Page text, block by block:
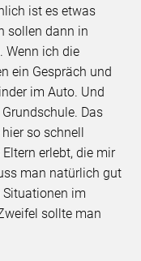
ist es etwas
sollen dann in
Wenn ich die
ein Gespräch und
im Auto. Und
Das
so schnell
erlebt, die mir
man natürlich gut
Situationen im
sollte man